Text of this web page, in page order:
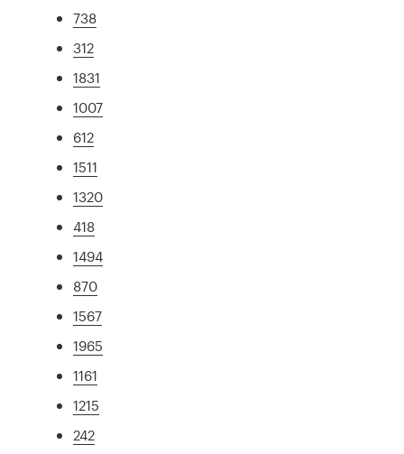
738
312
1831
1007
612
1511
1320
418
1494
870
1567
1965
1161
1215
242